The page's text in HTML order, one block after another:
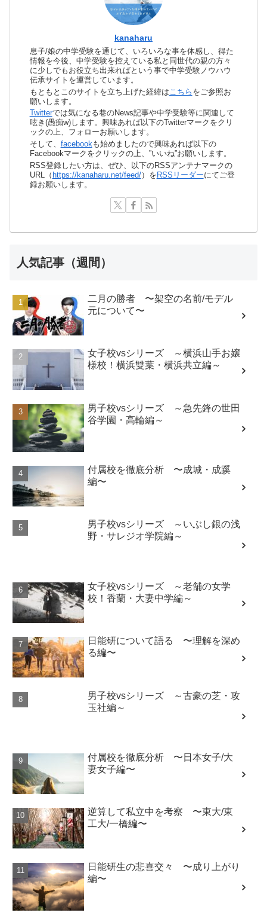
kanaharu
息子/娘の中学受験を通じて、いろいろな事を体感し、得た
情報を今後、中学受験を控えている私と同世代の親の方々
に少しでもお役立ち出来ればという事で中学受験ノウハウ
伝承サイトを運営しています。
もともとこのサイトを立ち上げた経緯は こちら をご参照お
願いします。
Twitterでは気になる巷のNews記事や中学受験等に関連して
呟き(愚痴w)します。興味あれば以下のTwitterマークをクリ
ックの上、フォローお願いします。
そして、 facebookも始めましたので興味あれば以下の
Facebookマークをクリックの上、”いいね”お願いします。
RSS登録したい方は、ぜひ、以下のRSSアンテナマークの
URL（ https://kanaharu.net/feed/）を RSSリーダーにてご登
録お願いします。
人気記事（週間）
二月の勝者 〜架空の名前/モデル
元について〜
女子校vsシリーズ ～横浜山手お嬢
様校！横浜雙葉・横浜共立編～
男子校vsシリーズ ～急先鋒の世田
谷学園・高輪編～
付属校を徹底分析 〜成城・成蹊
編〜
男子校vsシリーズ ～いぶし銀の浅
野・サレジオ学院編～
女子校vsシリーズ ～老舗の女学
校！香蘭・大妻中学編～
日能研について語る 〜理解を深め
る編〜
男子校vsシリーズ ～古豪の芝・攻
玉社編～
付属校を徹底分析 〜日本女子/大
妻女子編〜
逆算して私立中を考察 〜東大/東
工大/一橋編〜
日能研生の悲喜交々 〜成り上がり
編〜